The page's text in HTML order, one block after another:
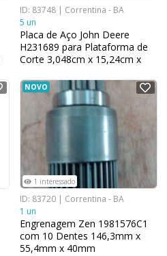
ID: 83748 | Correntina - BA
5 un
Placa de Aço John Deere
H231689 para Plataforma de
Corte 3,048cm x 15,24cm x
NOVO
1 interessado
ID: 83720 | Correntina - BA
1 un
Engrenagem Zen 1981576C1
com 10 Dentes 146,3mm x
55,4mm x 40mm